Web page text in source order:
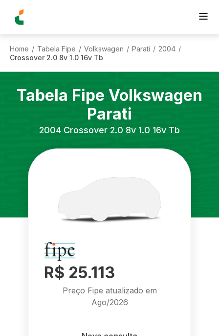
Home / Tabela Fipe / Volkswagen / Parati / 2004 /
Crossover 2.0 8v 1.0 16v Tb
Tabela Fipe Volkswagen
Parati
2004 Crossover 2.0 8v 1.0 16v Tb
R$ 25.113
Preço Fipe atualizado em
Ago/2026